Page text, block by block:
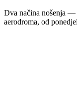
Dva načina nošenja —
aerodroma, od